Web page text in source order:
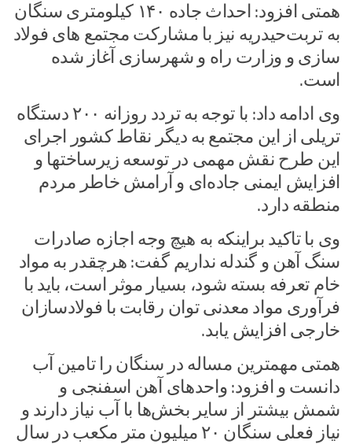
همتی افزود: احداث جاده ۱۴۰ کیلومتری سنگان
به تربت‌حیدریه نیز با مشارکت مجتمع های فولاد
سازی و وزارت راه و شهرسازی آغاز شده
است.
وی ادامه داد: با توجه به تردد روزانه ۲۰۰ دستگاه
تریلی از این مجتمع به دیگر نقاط کشور اجرای
این طرح نقش مهمی در توسعه زیرساختها و
افزایش ایمنی جاده‌ای و آرامش خاطر مردم
منطقه دارد.
وی با تاکید براینکه به هیچ وجه اجازه صادرات
سنگ آهن و گندله نداریم گفت: هرچقدر به مواد
خام تعرفه بسته شود، بسیار موثر است، باید با
فرآوری مواد معدنی توان رقابت با فولادسازان
خارجی افزایش یابد.
همتی مهمترین مساله در سنگان را تامین آب
دانست و افزود: واحدهای آهن اسفنجی و
شمش بیشتر از سایر بخش‌ها با آب نیاز دارند و
نیاز فعلی سنگان ۲۰ میلیون متر مکعب در سال